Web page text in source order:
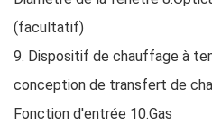
(facultatif)
9. Dispositif de chauffage à
conception de transfert de
Fonction d'entrée 10.Gas